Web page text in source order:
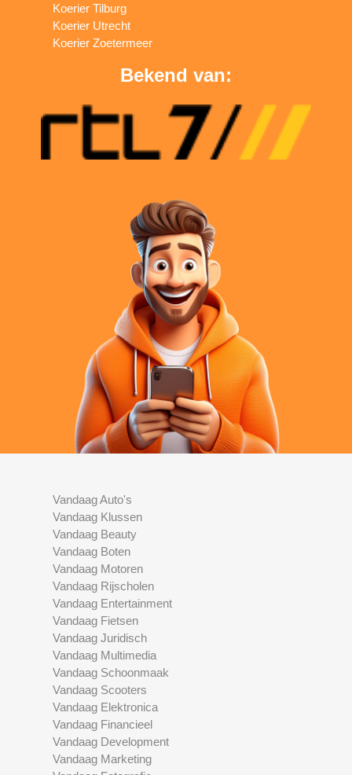
Koerier Tilburg
Koerier Utrecht
Koerier Zoetermeer
Bekend van:
Vandaag Auto's
Vandaag Klussen
Vandaag Beauty
Vandaag Boten
Vandaag Motoren
Vandaag Rijscholen
Vandaag Entertainment
Vandaag Fietsen
Vandaag Juridisch
Vandaag Multimedia
Vandaag Schoonmaak
Vandaag Scooters
Vandaag Elektronica
Vandaag Financieel
Vandaag Development
Vandaag Marketing